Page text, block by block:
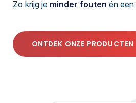
Zo krijg je minder fouten én een
ONTDEK ONZE PRODUCTEN